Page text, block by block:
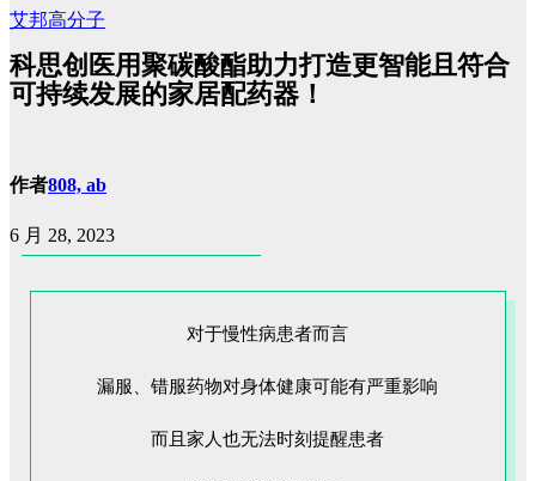
艾邦高分子
科思创医用聚碳酸酯助力打造更智能且符合
可持续发展的家居配药器！
作者808, ab
6 月 28, 2023
对于慢性病患者而言
漏服、错服药物对身体健康可能有严重影响
而且家人也无法时刻提醒患者